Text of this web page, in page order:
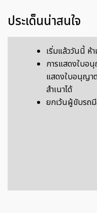
ประเด็นน่าสนใจ
เริ่มแล้ววันนี้ ห้
การแสดงใบอ
แสดงใบอนุญา
สำเนาได้
ยกเว้นผู้ขับรถมี